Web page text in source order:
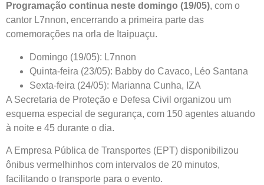
Programação continua neste domingo (19/05), com o
cantor L7nnon, encerrando a primeira parte das
comemorações na orla de Itaipuaçu.
Domingo (19/05): L7nnon
Quinta-feira (23/05): Babby do Cavaco, Léo Santana
Sexta-feira (24/05): Marianna Cunha, IZA
A Secretaria de Proteção e Defesa Civil organizou um
esquema especial de segurança, com 150 agentes atuando
à noite e 45 durante o dia.
A Empresa Pública de Transportes (EPT) disponibilizou
ônibus vermelhinhos com intervalos de 20 minutos,
facilitando o transporte para o evento.